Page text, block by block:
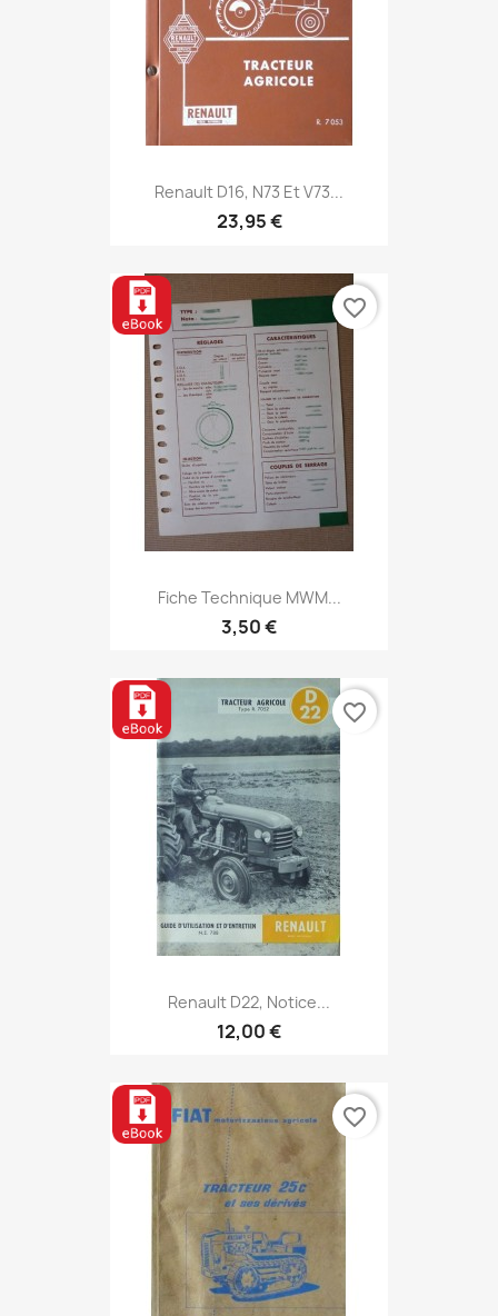
Renault D16, N73 Et V73...
23,95 €
Fiche Technique MWM...
3,50 €
favorite_border
Renault D22, Notice...
12,00 €
favorite_border
favorite_border